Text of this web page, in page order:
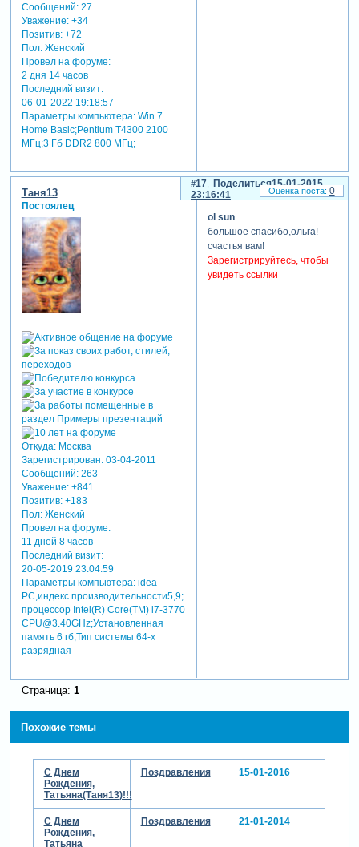
Сообщений:27
Уважение: +34
Позитив: +72
Пол:Женский
Провел на форуме:
2 дня 14 часов
Последний визит:
06-01-2022 19:18:57
Параметры компьютера:Win 7
Home Basic;Pentium T4300 2100
МГц;3 Гб DDR2 800 МГц;
Поделиться
17
15-01-2015
23:16:41
Таня13
Постоялец
Откуда:Москва
Зарегистрирован: 03-04-2011
Сообщений:263
Уважение: +841
Позитив: +183
Пол:Женский
Провел на форуме:
11 дней 8 часов
Последний визит:
20-05-2019 23:04:59
Параметры компьютера:idea-
PC,индекс производительности5,9;
процессор Intel(R) Core(TM) i7-3770
CPU@3.40GHz;Установленная
память 6 гб;Тип системы 64-х
разрядная
ol sun
большое спасибо,ольга!
счастья вам!
Зарегистрируйтесь, чтобы
увидеть ссылки
0
Страница: 1
Похожие темы
С Днем
Рождения,
Татьяна(Таня13)!!!
Поздравления 15-01-2016
С Днем
Рождения,
Татьяна
Поздравления 21-01-2014